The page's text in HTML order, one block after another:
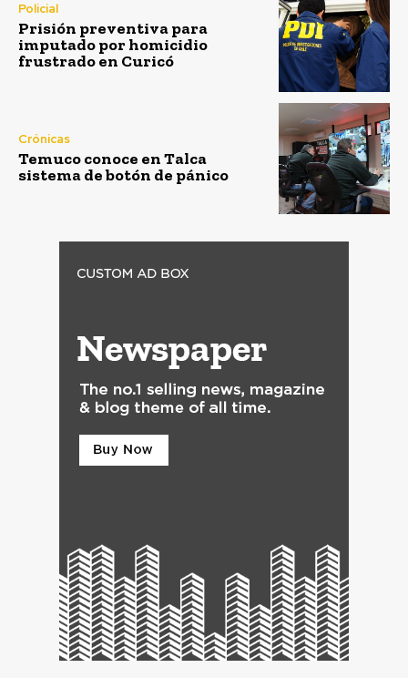
Policial
Prisión preventiva para
imputado por homicidio
frustrado en Curicó
Crónicas
Temuco conoce en Talca
sistema de botón de pánico